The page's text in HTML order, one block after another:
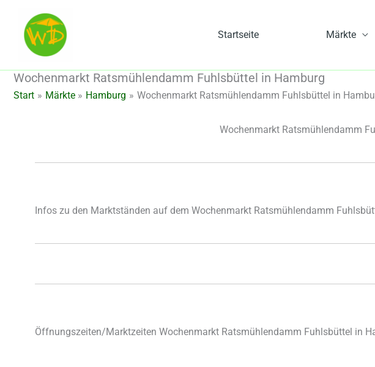
springen
Startseite Märkte
Wochenmarkt Ratsmühlendamm Fuhlsbüttel in Hamburg
Start Märkte Hamburg Wochenmarkt Ratsmühlendamm Fuhlsbüttel in
Wochenmarkt Ratsmühlendamm
Infos zu den Marktständen auf dem Wochenmarkt Ratsmühlendamm
Öffnungszeiten/Marktzeiten Wochenmarkt Ratsmühlendamm Fuhlsbüttel in